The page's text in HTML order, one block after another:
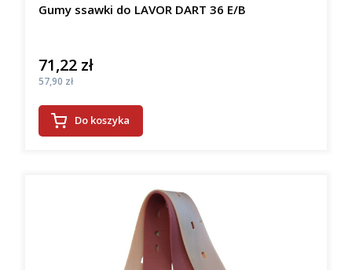
Gumy ssawki do LAVOR DART 36 E/B
Cena
71,22 zł
Cena
57,90 zł
Do koszyka